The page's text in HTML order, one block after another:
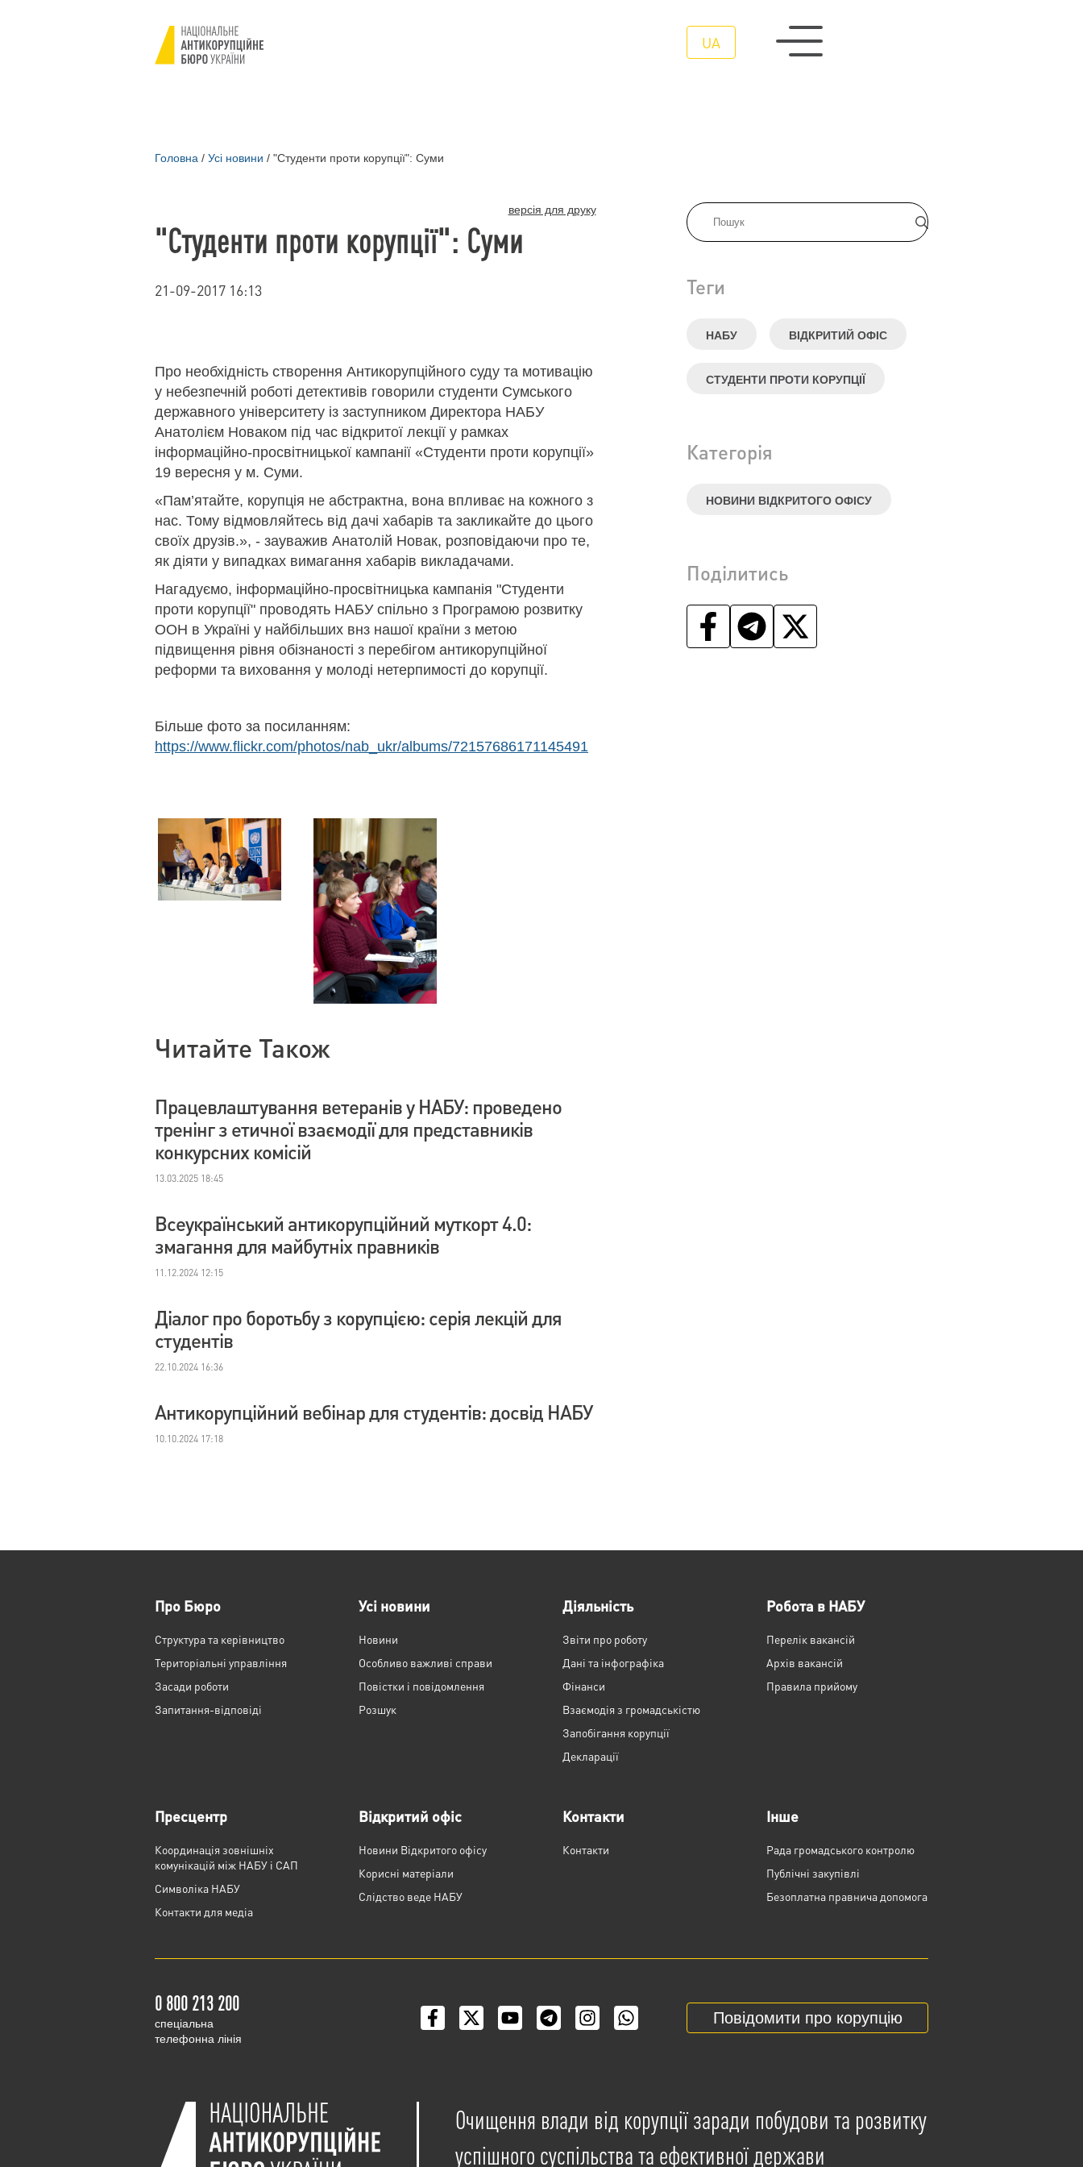
UA
Головна / Усі новини / "Студенти проти корупції": Суми
Теги
НАБУ ВІДКРИТИЙ ОФІС
СТУДЕНТИ ПРОТИ КОРУПЦІЇ
Категорія
НОВИНИ ВІДКРИТОГО ОФІСУ
Поділитись
версія для друку
"Студенти проти корупції": Суми
21-09-2017 16:13
Про необхідність створення Антикорупційного суду та мотивацію
у небезпечній роботі детективів говорили студенти Сумського
державного університету із заступником Директора НАБУ
Анатолієм Новаком під час відкритої лекції у рамках
інформаційно-просвітницької кампанії «Студенти проти корупції»
19 вересня у м. Суми.
«Пам’ятайте, корупція не абстрактна, вона впливає на кожного з
нас. Тому відмовляйтесь від дачі хабарів та закликайте до цього
своїх друзів.», - зауважив Анатолій Новак, розповідаючи про те,
як діяти у випадках вимагання хабарів викладачами.
Нагадуємо, інформаційно-просвітницька кампанія "Студенти
проти корупції" проводять НАБУ спільно з Програмою розвитку
ООН в Україні у найбільших внз нашої країни з метою
підвищення рівня обізнаності з перебігом антикорупційної
реформи та виховання у молоді нетерпимості до корупції.
Більше фото за посиланням:
https://www.flickr.com/photos/nab_ukr/albums/72157686171145491
Читайте Також
Працевлаштування ветеранів у НАБУ: проведено
тренінг з етичної взаємодії для представників
конкурсних комісій
13.03.2025 18:45
Всеукраїнський антикорупційний муткорт 4.0:
змагання для майбутніх правників
11.12.2024 12:15
Діалог про боротьбу з корупцією: серія лекцій для
студентів
22.10.2024 16:36
Антикорупційний вебінар для студентів: досвід НАБУ
10.10.2024 17:18
Про Бюро
Структура та керівництво
Територіальні управління
Засади роботи
Запитання-відповіді
Усі новини
Новини
Особливо важливі справи
Повістки і повідомлення
Розшук
Діяльність
Звіти про роботу
Дані та інфографіка
Фінанси
Взаємодія з громадськістю
Запобігання корупції
Декларації
Робота в НАБУ
Перелік вакансій
Архів вакансій
Правила прийому
Пресцентр
Координація зовнішніх
комунікацій між НАБУ і САП
Cимволіка НАБУ
Контакти для медіа
Відкритий офіс
Новини Відкритого офісу
Корисні матеріали
Слідство веде НАБУ
Контакти
Контакти
Інше
Рада громадського контролю
Публічні закупівлі
Безоплатна правнича допомога
0 800 213 200
cпеціальна
телефонна лінія
Повідомити про корупцію
Очищення влади від корупції заради побудови та розвитку
успішного суспільства та ефективної держави